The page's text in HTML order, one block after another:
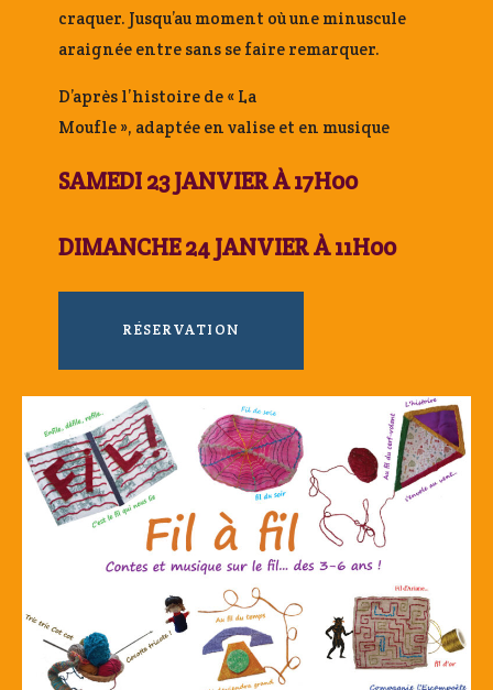
craquer. Jusqu’au moment où une minuscule
araignée entre sans se faire remarquer.
D’après l’histoire de « La
Moufle », adaptée en valise et en musique
SAMEDI 23 JANVIER À 17H00
DIMANCHE 24 JANVIER À 11H00
RÉSERVATION